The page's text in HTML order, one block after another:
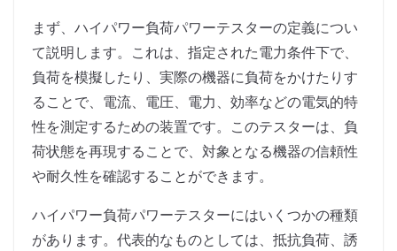
まず、ハイパワー負荷パワーテスターの定義につい
て説明します。これは、指定された電力条件下で、
負荷を模擬したり、実際の機器に負荷をかけたりす
ることで、電流、電圧、電力、効率などの電気的特
性を測定するための装置です。このテスターは、負
荷状態を再現することで、対象となる機器の信頼性
や耐久性を確認することができます。
ハイパワー負荷パワーテスターにはいくつかの種類
があります。代表的なものとしては、抵抗負荷、誘